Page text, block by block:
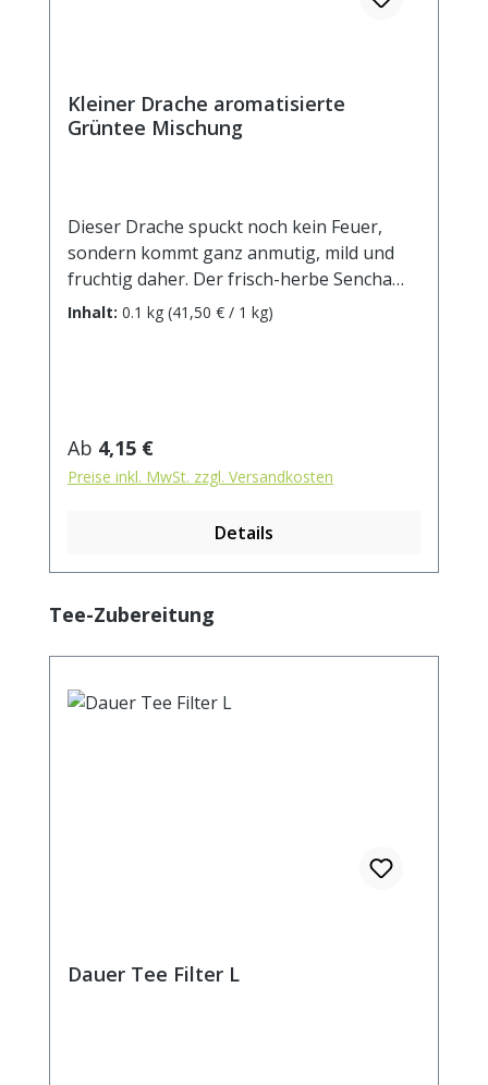
Kleiner Drache aromatisierte
Grüntee Mischung
Dieser Drache spuckt noch kein Feuer,
sondern kommt ganz anmutig, mild und
fruchtig daher. Der frisch-herbe Sencha
hat als aromatische Gegenspieler
„Kleinen Drachen“ auch optisch zu einem
sehr dekorativen „Haustier“. Zutaten:
Grüner Tee China Sencha, Aroma,
(0,8%), Rhabarberstücke (0,5%).
Zubereitung: ca. 12g Tee mit 1 Liter
Ziehzeit: ca. 2 min.
Inhalt: 0.1 kg (41,50 € / 1 kg)
Regulärer Preis:
Ab 4,15 €
Preise inkl. MwSt. zzgl. Versandkosten
Details
Produktgalerie überspringen
Tee-Zubereitung
Dauer Tee Filter L